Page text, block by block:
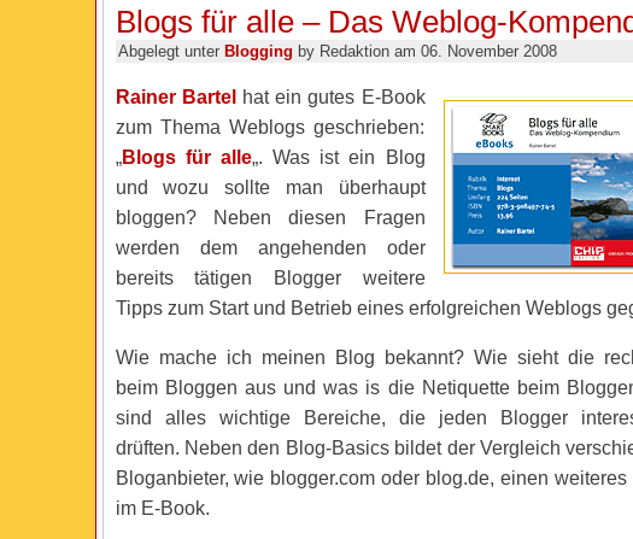
Blogs für alle – Das Weblog-
Abgelegt unter Blogging by Redaktion am 06. November 2008
Rainer Bartel
hat ein gutes E-Book
zum Thema Weblogs geschrieben:
„Blogs für alle„. Was ist ein Blog
und wozu sollte man überhaupt
bloggen? Neben diesen Fragen
werden dem angehenden oder
bereits tätigen Blogger weitere
Tipps zum Start und Betrieb eines erfolgreichen Weblogs
Wie mache ich meinen Blog bekannt? Wie sieht die
beim Bloggen aus und was is die Netiquette beim
sind alles wichtige Bereiche, die jeden Blogger
drüften. Neben den Blog-Basics bildet der Vergleich
Bloganbieter, wie blogger.com oder blog.de, einen weiteres
im E-Book.